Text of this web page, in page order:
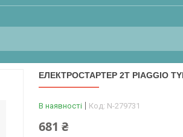
ЕЛЕКТРОСТАРТЕР 2T PIAGGIO
В наявності Код: N-279731
681 ₴